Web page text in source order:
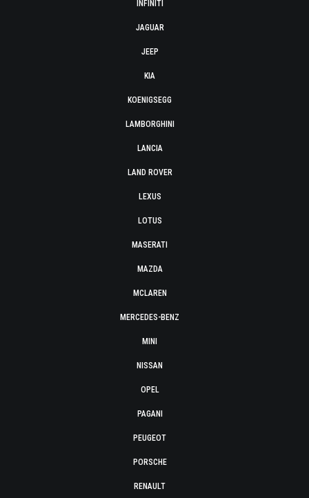
INFINITI
JAGUAR
JEEP
KIA
KOENIGSEGG
LAMBORGHINI
LANCIA
LAND ROVER
LEXUS
LOTUS
MASERATI
MAZDA
MCLAREN
MERCEDES-BENZ
MINI
NISSAN
OPEL
PAGANI
PEUGEOT
PORSCHE
RENAULT